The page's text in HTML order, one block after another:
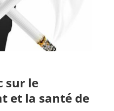
sur le
et la santé de